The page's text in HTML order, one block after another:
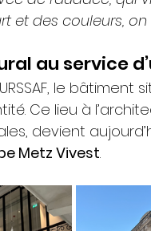
métal • Découpe
Bureau
et des couleurs,
au service
le bâtiment
Ce lieu à
devient
Metz Vivest.